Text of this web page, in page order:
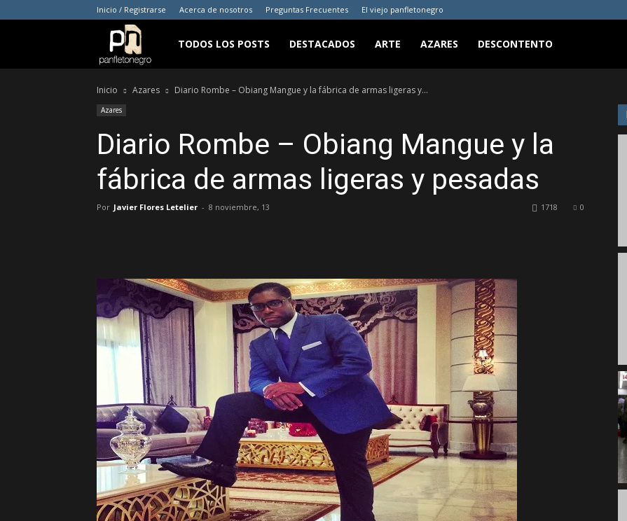
Inicio / Registrarse Acerca de nosotros Preguntas Frecuentes El viejo panfletonegro
panfletonegro
TODOS LOS POSTS DESTACADOS ARTE AZARES DESCONTENTO
Inicio Azares Diario Rombe – Obiang Mangue y la fábrica de armas ligeras y...
Azares
Diario Rombe – Obiang Mangue y la
fábrica de armas ligeras y pesadas
Por Javier Flores Letelier - 8 noviembre, 13 0
1718